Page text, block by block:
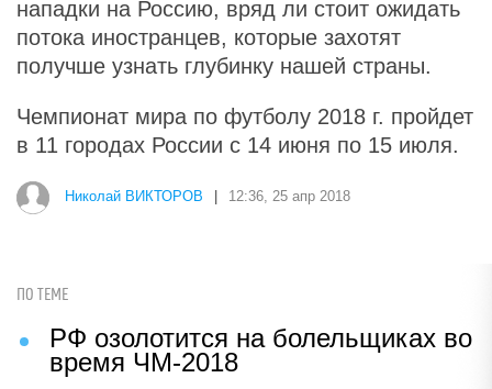
нападки на Россию, вряд ли стоит ожидать
потока иностранцев, которые захотят
получше узнать глубинку нашей страны.
Чемпионат мира по футболу 2018 г. пройдет
в 11 городах России с 14 июня по 15 июля.
Николай ВИКТОРОВ 12:36, 25 апр 2018
ПО ТЕМЕ
РФ озолотится на болельщиках во
время ЧМ-2018